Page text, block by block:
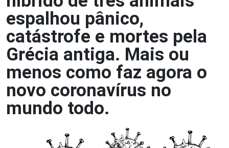
espalhou pânico,
catástrofe e mortes pela
Grécia antiga. Mais ou
menos como faz agora o
novo coronavírus no
mundo todo.